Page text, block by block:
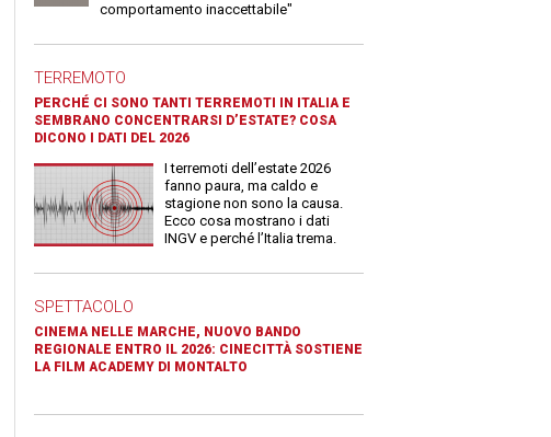
comportamento inaccettabile"
TERREMOTO
PERCHÉ CI SONO TANTI TERREMOTI IN ITALIA E
SEMBRANO CONCENTRARSI D’ESTATE? COSA
DICONO I DATI DEL 2026
I terremoti dell’estate 2026
fanno paura, ma caldo e
stagione non sono la causa.
Ecco cosa mostrano i dati
INGV e perché l’Italia trema.
SPETTACOLO
CINEMA NELLE MARCHE, NUOVO BANDO
REGIONALE ENTRO IL 2026: CINECITTÀ SOSTIENE
LA FILM ACADEMY DI MONTALTO